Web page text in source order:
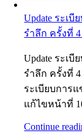
Update ระเ
รำลึก ครั้งที่
Update ระเ
รำลึก ครั้งที่
ระเบียบการ
แก้ไขหน้าที่
Continue